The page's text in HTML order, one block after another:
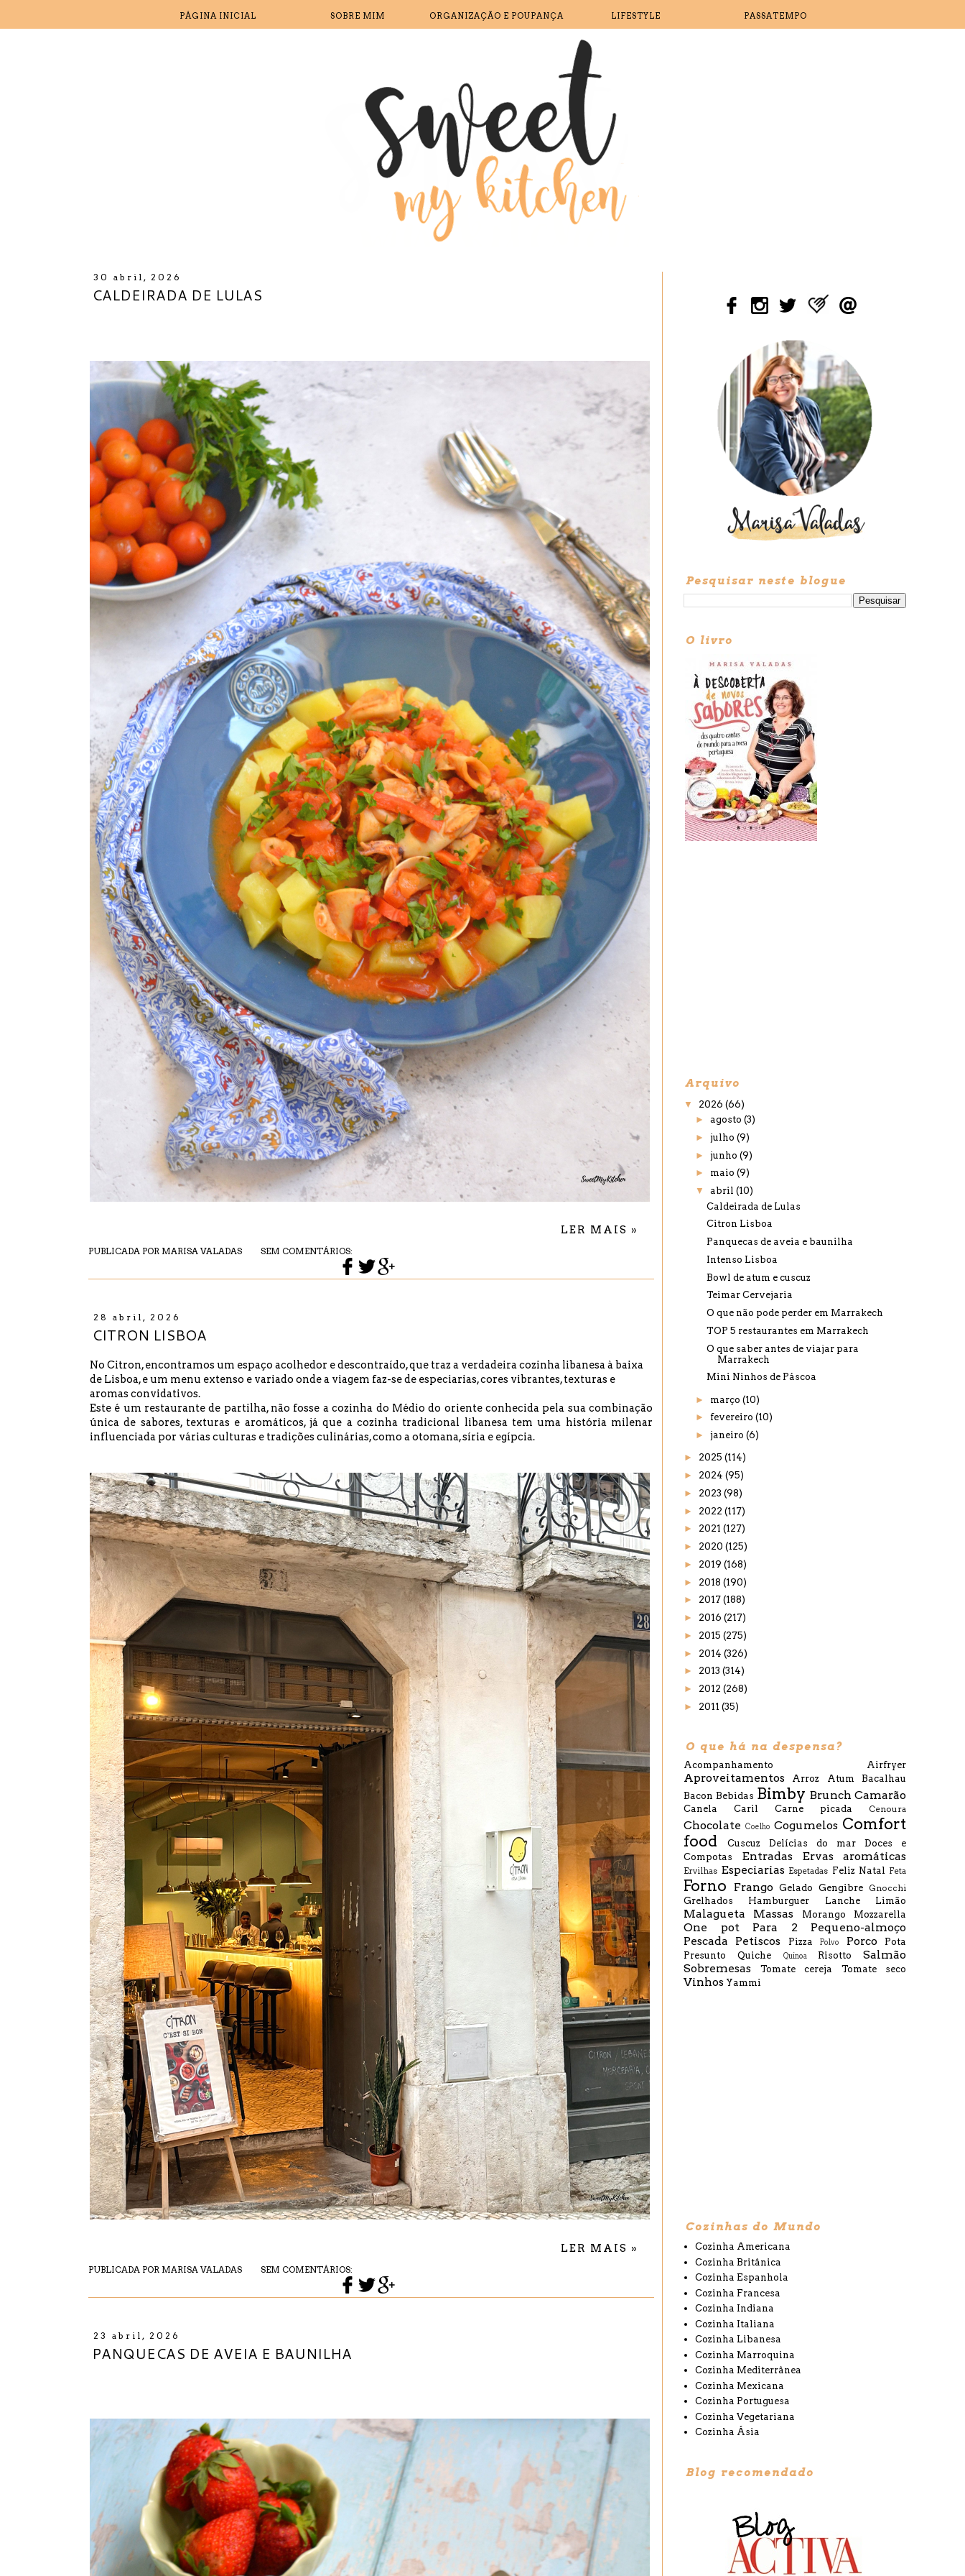
PÁGINA INICIAL SOBRE MIM ORGANIZAÇÃO E POUPANÇA LIFESTYLE PASSATEMPO
30 abril, 2026
CALDEIRADA DE LULAS
LER MAIS »
PUBLICADA POR MARISA VALADAS SEM COMENTÁRIOS:
28 abril, 2026
CITRON LISBOA
No Citron, encontramos um espaço acolhedor e descontraído, que traz a verdadeira cozinha libanesa à baixa
de Lisboa, e um menu extenso e variado onde a viagem faz-se de especiarias, cores vibrantes, texturas e
aromas convidativos.
Este é um restaurante de partilha, não fosse a cozinha do Médio do oriente conhecida pela sua combinação
única de sabores, texturas e aromáticos, já que a cozinha tradicional libanesa tem uma história milenar
influenciada por várias culturas e tradições culinárias, como a otomana, síria e egípcia.
LER MAIS »
PUBLICADA POR MARISA VALADAS SEM COMENTÁRIOS:
23 abril, 2026
PANQUECAS DE AVEIA E BAUNILHA
Pesquisar neste blogue
O livro
Arquivo
▼ 2026 (66)
► agosto (3)
► julho (9)
► junho (9)
► maio (9)
▼ abril (10)
Caldeirada de Lulas
Citron Lisboa
Panquecas de aveia e baunilha
Intenso Lisboa
Bowl de atum e cuscuz
Teimar Cervejaria
O que não pode perder em Marrakech
TOP 5 restaurantes em Marrakech
O que saber antes de viajar para
Marrakech
Mini Ninhos de Páscoa
► março (10)
► fevereiro (10)
► janeiro (6)
► 2025 (114)
► 2024 (95)
► 2023 (98)
► 2022 (117)
► 2021 (127)
► 2020 (125)
► 2019 (168)
► 2018 (190)
► 2017 (188)
► 2016 (217)
► 2015 (275)
► 2014 (326)
► 2013 (314)
► 2012 (268)
► 2011 (35)
O que há na despensa?
Acompanhamento Airfryer
Aproveitamentos Arroz Atum
Bacalhau
Bacon Bebidas Bimby Brunch Camarão
Canela Caril Carne picada Cenoura
Chocolate Coelho Cogumelos Comfort
food
Cuscuz Delícias do mar
Doces e
Compotas
Entradas Ervas aromáticas
Ervilhas Especiarias Espetadas Feliz Natal Feta
Forno Frango Gelado Gengibre Gnocchi
Grelhados Hamburguer Lanche Limão
Malagueta Massas Morango Mozzarella
One pot Para 2
Pequeno-almoço
Pescada
Petiscos Pizza Polvo Porco
Pota
Presunto
Quiche Quinoa Risotto
Salmão
Sobremesas
Tomate cereja Tomate seco
Vinhos Yammi
Cozinhas do Mundo
Cozinha Americana
Cozinha Britânica
Cozinha Espanhola
Cozinha Francesa
Cozinha Indiana
Cozinha Italiana
Cozinha Libanesa
Cozinha Marroquina
Cozinha Mediterrânea
Cozinha Mexicana
Cozinha Portuguesa
Cozinha Vegetariana
Cozinha Ásia
Blog recomendado